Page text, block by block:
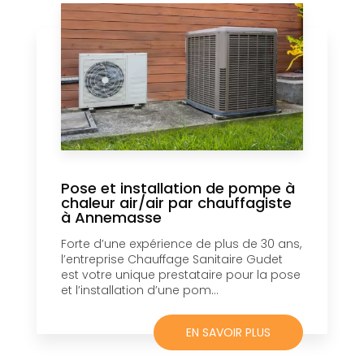
Pose et installation de pompe à
chaleur air/air par chauffagiste
à Annemasse
Forte d’une expérience de plus de 30 ans,
l’entreprise Chauffage Sanitaire Gudet
est votre unique prestataire pour la pose
et l’installation d’une pom...
EN SAVOIR PLUS